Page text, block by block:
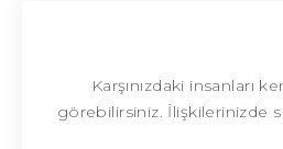
Karşınızdaki insanları
görebilirsiniz. İlişkilerinizde